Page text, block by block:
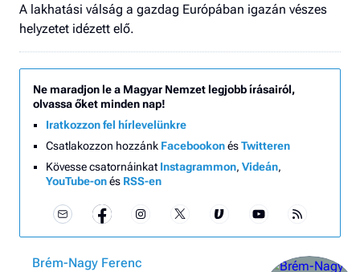
A lakhatási válság a gazdag Európában igazán vészes
helyzetet idézett elő.
Ne maradjon le a Magyar Nemzet legjobb írásairól,
olvassa őket minden nap!
Iratkozzon fel hírlevelünkre
Csatlakozzon hozzánk FacebookonésTwitteren
Kövesse csatornáinkat Instagrammon, Videán,
YouTube-onés RSS-en
Brém-Nagy Ferenc